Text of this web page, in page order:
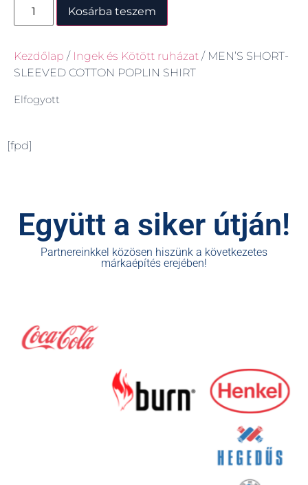
Kosárba teszem
Kezdőlap / Ingek és Kötött ruházat / MEN’S SHORT-
SLEEVED COTTON POPLIN SHIRT
Elfogyott
[fpd]
Együtt a siker útján!
Partnereinkkel közösen hiszünk a következetes
márkaépítés erejében!